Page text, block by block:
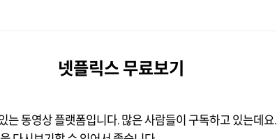
넷플릭스 무료보기
는 동영상 플랫폼입니다. 많은 사람들이 구독하고 있는데요.